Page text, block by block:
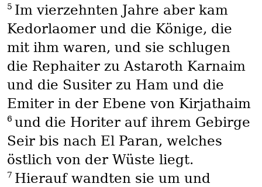
5 Im vierzehnten Jahre aber kam
Kedorlaomer und die Könige, die
mit ihm waren, und sie schlugen
die Rephaiter zu Astaroth Karnaim
und die Susiter zu Ham und die
Emiter in der Ebene von Kirjathaim
6 und die Horiter auf ihrem Gebirge
Seir bis nach El Paran, welches
östlich von der Wüste liegt.
7 Hierauf wandten sie um und